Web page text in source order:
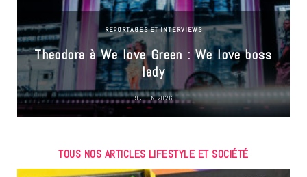
REPORTAGES ET INTERVIEWS
Theodora à We love Green : We love boss
lady
9 JUIN 2026
TOUS NOS ARTICLES LIFESTYLE ET SOCIÉTÉ